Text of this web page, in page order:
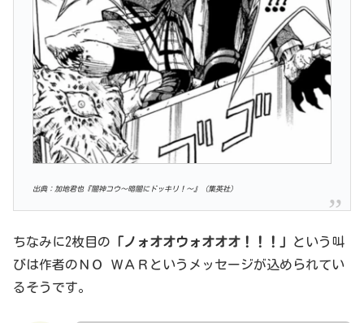
出典：加地君也『闇神コウ〜暗闇にドッキリ！〜』（集英社）
ちなみに2枚目の 「ノォオオウォオオオ！！！」
という叫
びは作者のＮＯ ＷＡＲというメッセージが込められてい
るそうです。